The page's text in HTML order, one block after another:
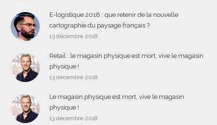
E-logistique 2018 : que retenir de la nouvelle
cartographie du paysage français ?
13 décembre 2018
Retail : le magasin physique est mort, vive le magasin
physique !
13 décembre 2018
Le magasin physique est mort, vive le magasin
physique !
13 décembre 2018